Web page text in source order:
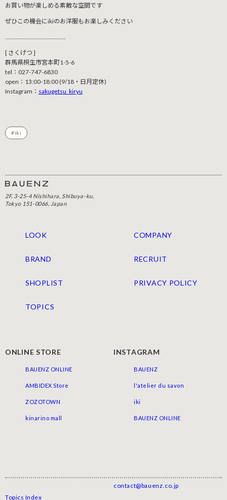
お買い物が楽しめる素敵な空間です
ぜひこの機会にikiのお洋服もお楽しみください
[ さくげつ ]
群馬県桐生市宮本町1-5-6
tel：027-747-6830
open：13:00-18:00 (9/18・日月定休)
Instagram： sakugetsu_kiryu
#iki
Topics Index
2F, 3-25-4 Nishihara, Shibuya-ku,
Tokyo 151-0066, Japan
LOOK
BRAND
SHOPLIST
TOPICS
COMPANY
RECRUIT
PRIVACY POLICY
ONLINE STORE
BAUENZ ONLINE
AMBIDEX Store
ZOZOTOWN
kinarino mall
INSTAGRAM
BAUENZ
l'atelier du savon
iki
BAUENZ ONLINE
contact@bauenz.co.jp